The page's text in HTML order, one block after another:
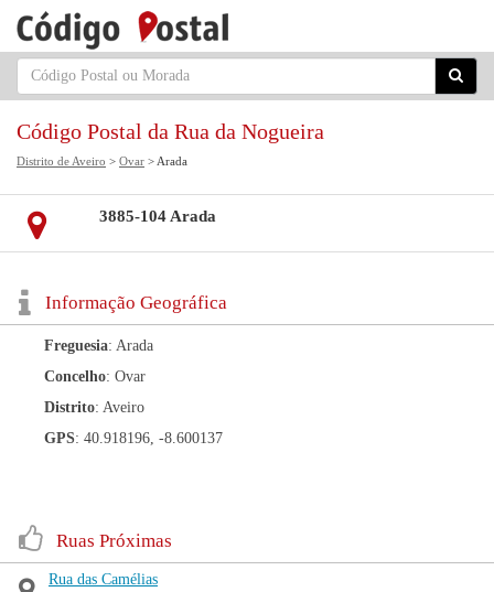
Código Postal da Rua da Nogueira
Distrito de Aveiro > Ovar > Arada
3885-104 Arada
Informação Geográfica
Freguesia: Arada
Concelho: Ovar
Distrito: Aveiro
GPS: 40.918196, -8.600137
Ruas Próximas
Rua das Camélias